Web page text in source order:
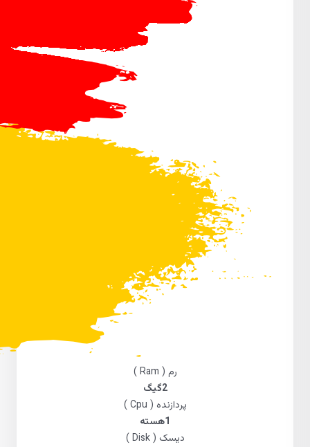
رم ( Ram )
2گیگ
پردازنده ( Cpu )
1هسته
دیسک ( Disk )